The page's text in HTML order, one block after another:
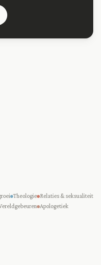
Theologie Relaties & seksualiteit
Apologetiek